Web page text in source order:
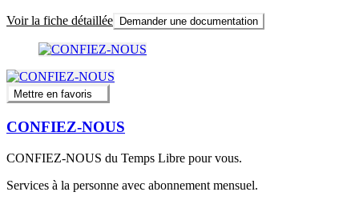
Voir la fiche détaillée Demander une documentation
Mettre en favoris
CONFIEZ-NOUS
CONFIEZ-NOUS du Temps Libre pour vous.
Services à la personne avec abonnement mensuel.